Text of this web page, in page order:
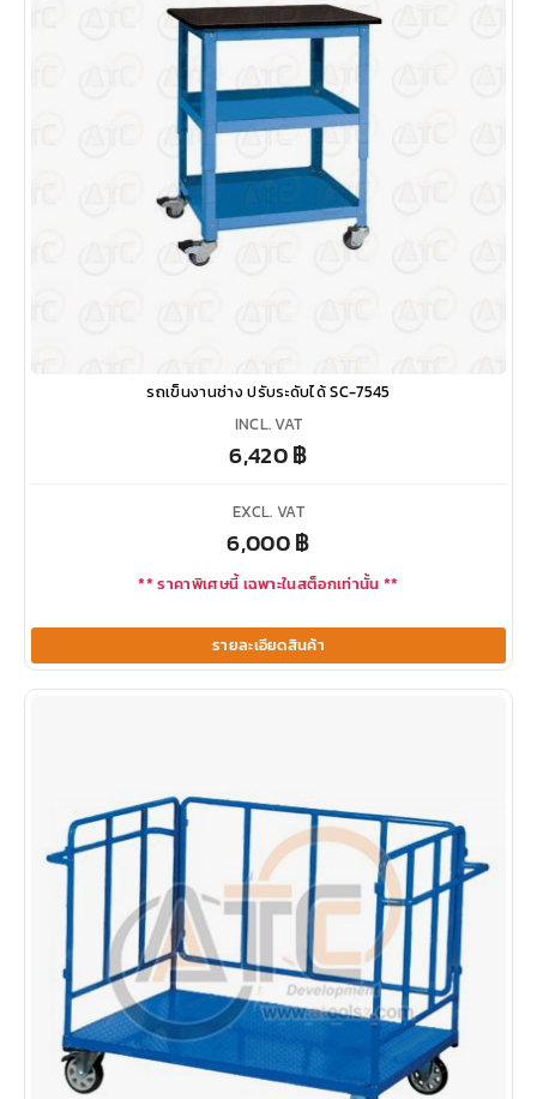
รถเข็นงานช่าง ปรับระดับได้ SC-7545
INCL. VAT
6,420฿
EXCL. VAT
6,000฿
** ราคาพิเศษนี้ เฉพาะในสต็อกเท่านั้น **
รายละเอียดสินค้า